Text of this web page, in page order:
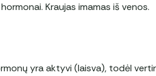
Kraujas imamas iš venos.
yra aktyvi (laisva), todėl